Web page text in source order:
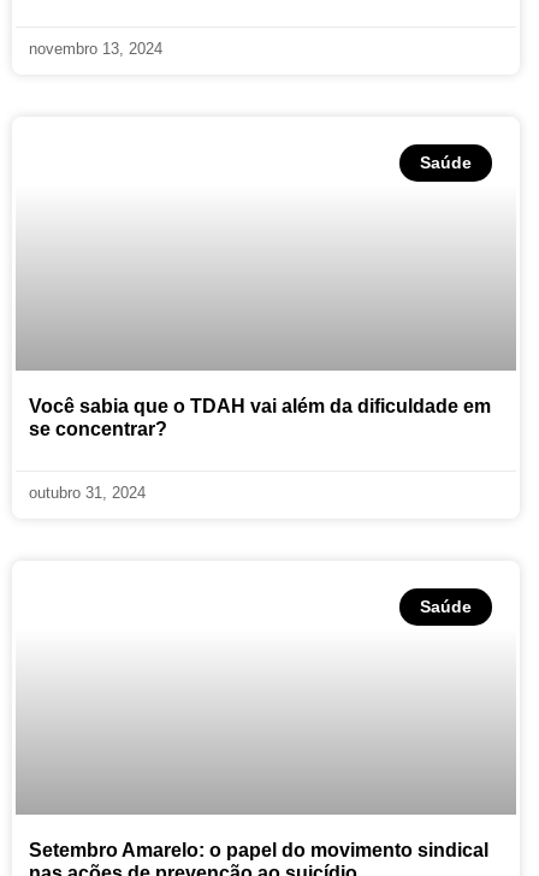
novembro 13, 2024
Saúde
Você sabia que o TDAH vai além da dificuldade em
se concentrar?
outubro 31, 2024
Saúde
Setembro Amarelo: o papel do movimento sindical